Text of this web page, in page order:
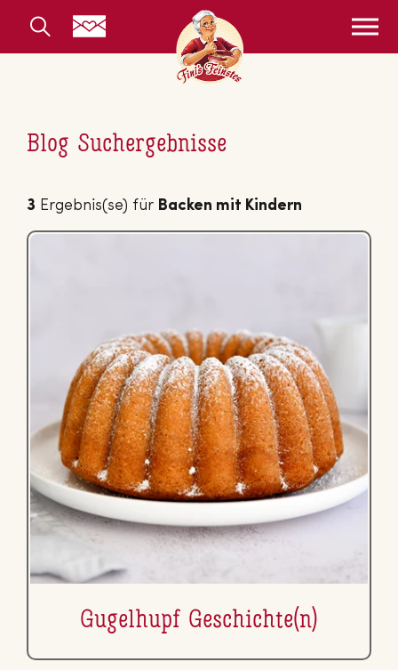
Blog Suchergebnisse
3 Ergebnis(se) für Backen mit Kindern
Gugelhupf Ge­schich­te(n)